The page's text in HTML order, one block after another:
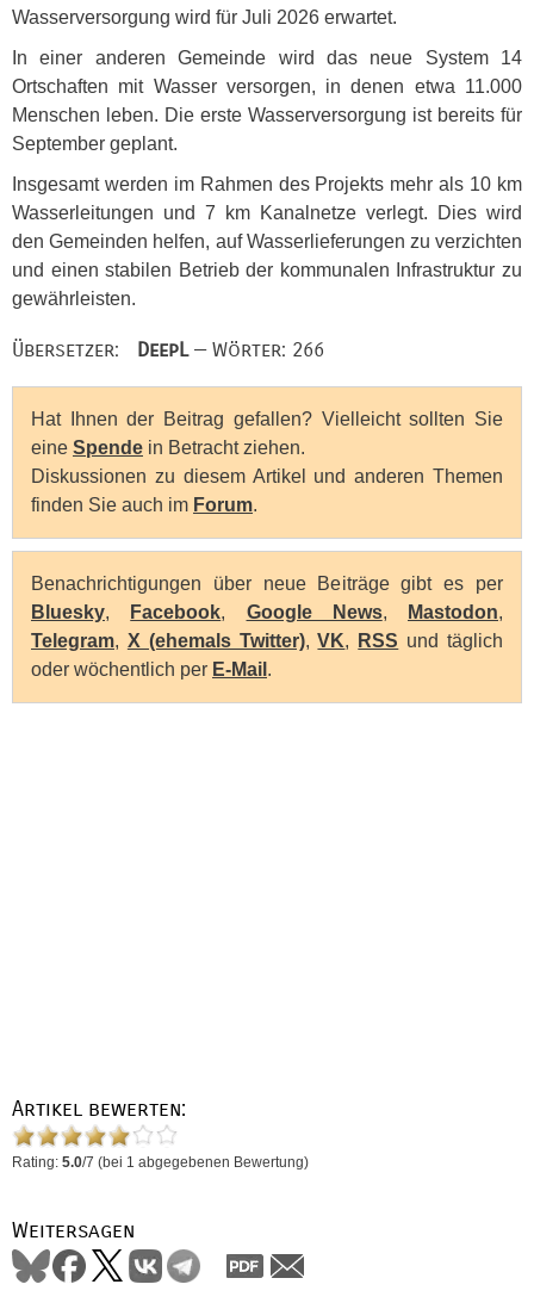
Wasserversorgung wird für Juli 2026 erwartet.
In einer anderen Gemeinde wird das neue System 14
Ortschaften mit Wasser versorgen, in denen etwa 11.000
Menschen leben. Die erste Wasserversorgung ist bereits für
September geplant.
Insgesamt werden im Rahmen des Projekts mehr als 10 km
Wasserleitungen und 7 km Kanalnetze verlegt. Dies wird
den Gemeinden helfen, auf Wasserlieferungen zu verzichten
und einen stabilen Betrieb der kommunalen Infrastruktur zu
gewährleisten.
Übersetzer: DeepL— Wörter: 266
Hat Ihnen der Beitrag gefallen? Vielleicht sollten Sie
eine Spende in Betracht ziehen.
Diskussionen zu diesem Artikel und anderen Themen
finden Sie auch im Forum.
Benachrichtigungen über neue Beiträge gibt es per
Bluesky, Facebook, Google News, Mastodon,
Telegram, X (ehemals Twitter),VK, RSS und täglich
oder wöchentlich per E-Mail .
Artikel bewerten:
Rating: 5.0/7 (bei 1 abgegebenen Bewertung)
Weitersagen